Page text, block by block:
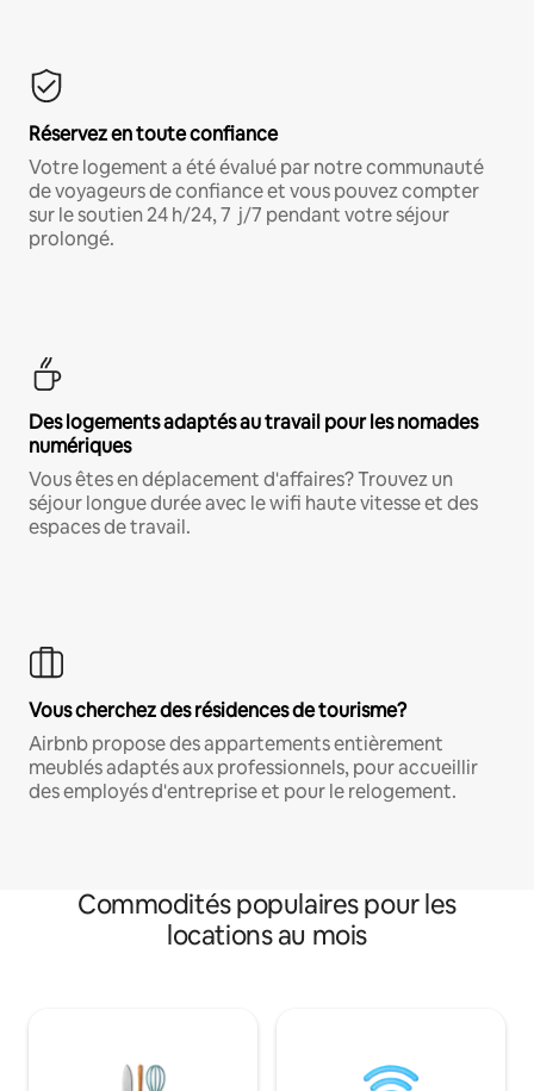
Réservez en toute confiance
Votre logement a été évalué par notre communauté
de voyageurs de confiance et vous pouvez compter
sur le soutien 24 h/24, 7 j/7 pendant votre séjour
prolongé.
Des logements adaptés au travail pour les nomades
numériques
Vous êtes en déplacement d'affaires? Trouvez un
séjour longue durée avec le wifi haute vitesse et des
espaces de travail.
Vous cherchez des résidences de tourisme?
Airbnb propose des appartements entièrement
meublés adaptés aux professionnels, pour accueillir
des employés d'entreprise et pour le relogement.
Commodités populaires pour les
locations au mois